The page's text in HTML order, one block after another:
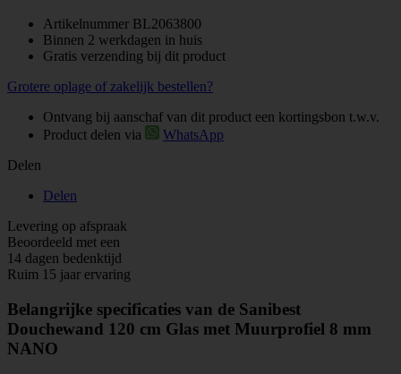
Artikelnummer BL2063800
Binnen 2 werkdagen in huis
Gratis verzending bij dit product
Grotere oplage of zakelijk bestellen?
Ontvang bij aanschaf van dit product een kortingsbon t.w.v.
Product delen via
WhatsApp
Delen
Delen
Levering op afspraak
Beoordeeld met een
14 dagen bedenktijd
Ruim 15 jaar ervaring
Belangrijke specificaties van de Sanibest
Douchewand 120 cm Glas met Muurprofiel 8 mm
NANO